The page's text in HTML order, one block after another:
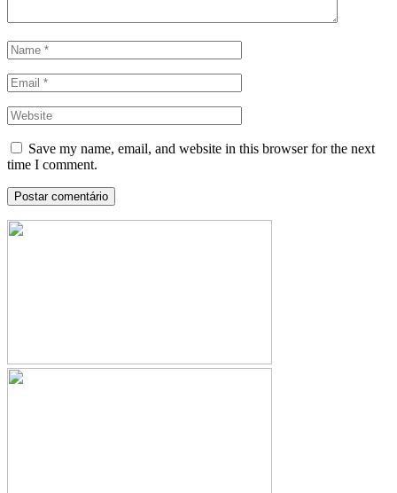
Save my name, email, and website in this browser for the next
time I comment.